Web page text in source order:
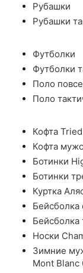
Рубашки
Рубашки
Футболки
Футболки
Поло
Поло
Кофта
Кофта
Ботинки
Ботинки
Куртка
Бейсболка
Бейсболка
Носки
Зимние
Mont Blanc